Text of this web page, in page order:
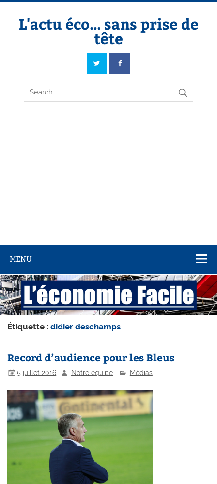
Skip
contentL'actu éco… sans prise de
tête
L'actu éco… sans prise de tête
MENU
Étiquette :didier deschamps
Record d’audience pour les Bleus
5 juillet 2016 Notre équipe Médias